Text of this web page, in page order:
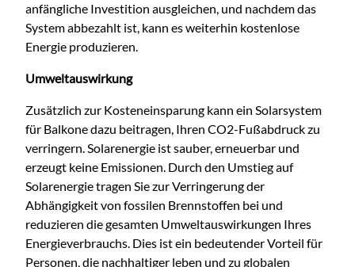
anfängliche Investition ausgleichen, und nachdem das
System abbezahlt ist, kann es weiterhin kostenlose
Energie produzieren.
Umweltauswirkung
Zusätzlich zur Kosteneinsparung kann ein Solarsystem
für Balkone dazu beitragen, Ihren CO2-Fußabdruck zu
verringern. Solarenergie ist sauber, erneuerbar und
erzeugt keine Emissionen. Durch den Umstieg auf
Solarenergie tragen Sie zur Verringerung der
Abhängigkeit von fossilen Brennstoffen bei und
reduzieren die gesamten Umweltauswirkungen Ihres
Energieverbrauchs. Dies ist ein bedeutender Vorteil für
Personen, die nachhaltiger leben und zu globalen